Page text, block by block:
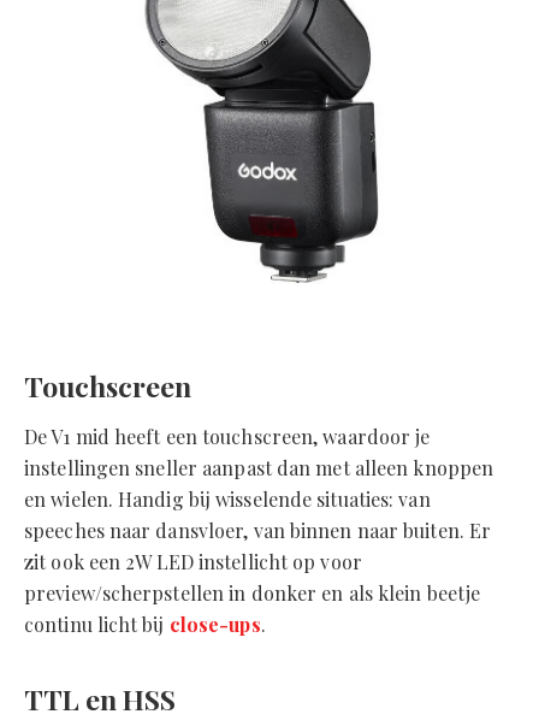
Touchscreen
De V1 mid heeft een touchscreen, waardoor je
instellingen sneller aanpast dan met alleen knoppen
en wielen. Handig bij wisselende situaties: van
speeches naar dansvloer, van binnen naar buiten. Er
zit ook een 2W LED instellicht op voor
preview/scherpstellen in donker en als klein beetje
continu licht bij close-ups.
TTL en HSS